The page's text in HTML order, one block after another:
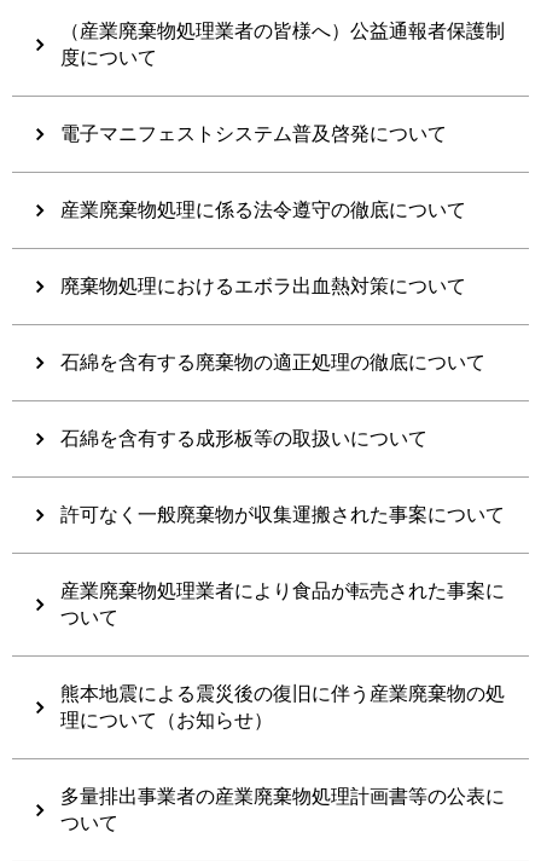
（産業廃棄物処理業者の皆様へ）公益通報者保護制
度について
電子マニフェストシステム普及啓発について
産業廃棄物処理に係る法令遵守の徹底について
廃棄物処理におけるエボラ出血熱対策について
石綿を含有する廃棄物の適正処理の徹底について
石綿を含有する成形板等の取扱いについて
許可なく一般廃棄物が収集運搬された事案について
産業廃棄物処理業者により食品が転売された事案に
ついて
熊本地震による震災後の復旧に伴う産業廃棄物の処
理について（お知らせ）
多量排出事業者の産業廃棄物処理計画書等の公表に
ついて